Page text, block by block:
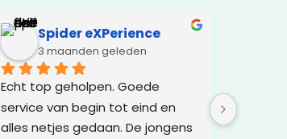
Spider eXPerience
3 maanden geleden
Echt top geholpen. Goede
service van begin tot eind en
alles netjes gedaan. De jongens